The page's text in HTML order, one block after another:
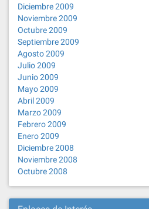
Diciembre 2009
Noviembre 2009
Octubre 2009
Septiembre 2009
Agosto 2009
Julio 2009
Junio 2009
Mayo 2009
Abril 2009
Marzo 2009
Febrero 2009
Enero 2009
Diciembre 2008
Noviembre 2008
Octubre 2008